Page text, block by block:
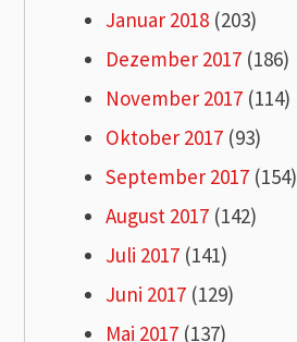
Januar 2018 (203)
Dezember 2017 (186)
November 2017 (114)
Oktober 2017 (93)
September 2017 (154)
August 2017 (142)
Juli 2017 (141)
Juni 2017 (129)
Mai 2017 (137)